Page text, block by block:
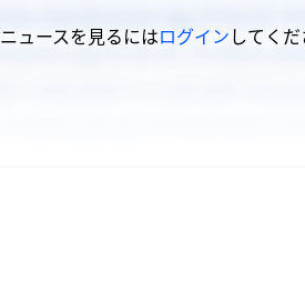
ニュースを見るにはログインしてく